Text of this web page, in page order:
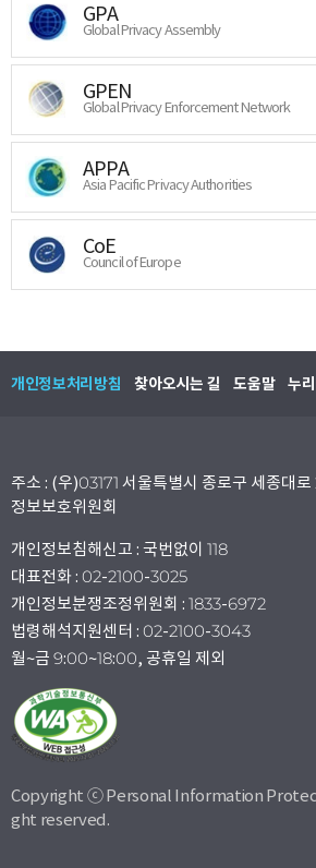
GPA
Global Privacy Assembly
GPEN
Global Privacy Enforcement Network
APPA
Asia Pacific Privacy Authorities
CoE
Council of Europe
개인정보처리방침 찾아오시는 길 도움말 누
주소 : (우)03171 서울특별시 종로구 세종대
정보보호위원회
개인정보침해신고 : 국번없이 118
대표전화 : 02-2100-3025
개인정보분쟁조정위원회 : 1833-6972
법령해석지원센터 : 02-2100-3043
월~금 9:00~18:00, 공휴일 제외
Copyright ⓒ Personal Information
ght reserved.